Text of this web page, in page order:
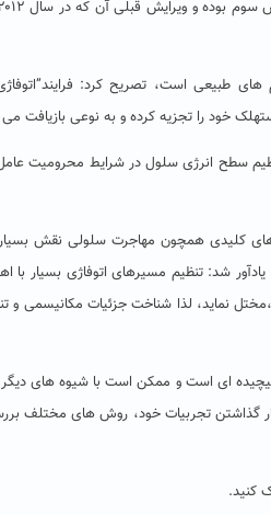
های طبیعی است، تصریح کرد:
خود را تجزیه کرده و به نوعی بازیافت می
سطح انرژی سلول در شرایط محرومیت
کلیدی همچون مهاجرت سلولی نقش
شد: تنظیم مسیرهای اتوفاژی بسیار با
نماید، لذا شناخت جزئیات مکانیسمی و
پیچیده ای است و ممکن است با شیوه های
گذاشتن تجربیات خود، روش های مختلف
کنید.